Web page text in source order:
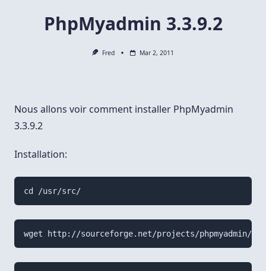
PhpMyadmin 3.3.9.2
Fred Mar 2, 2011
Nous allons voir comment installer PhpMyadmin
3.3.9.2
Installation:
cd /usr/src/
wget http://sourceforge.net/projects/phpmyadmin/